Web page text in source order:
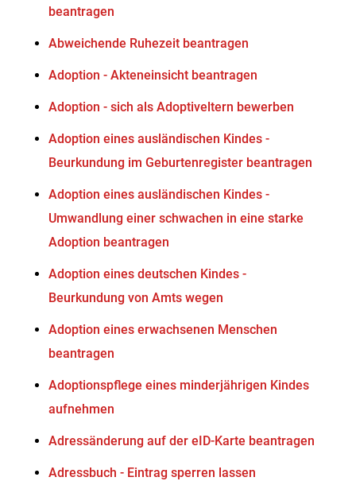
beantragen
Abweichende Ruhezeit beantragen
Adoption - Akteneinsicht beantragen
Adoption - sich als Adoptiveltern bewerben
Adoption eines ausländischen Kindes -
Beurkundung im Geburtenregister beantragen
Adoption eines ausländischen Kindes -
Umwandlung einer schwachen in eine starke
Adoption beantragen
Adoption eines deutschen Kindes -
Beurkundung von Amts wegen
Adoption eines erwachsenen Menschen
beantragen
Adoptionspflege eines minderjährigen Kindes
aufnehmen
Adressänderung auf der eID-Karte beantragen
Adressbuch - Eintrag sperren lassen